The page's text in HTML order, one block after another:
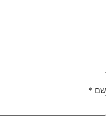
שם *